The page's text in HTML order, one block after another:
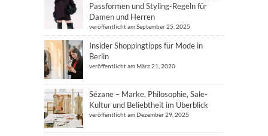
Passformen und Styling-Regeln für
Damen und Herren
veröffentlicht am September 25, 2025
Insider Shoppingtipps für Mode in
Berlin
veröffentlicht am März 21, 2020
Sézane – Marke, Philosophie, Sale-
Kultur und Beliebtheit im Überblick
veröffentlicht am Dezember 29, 2025